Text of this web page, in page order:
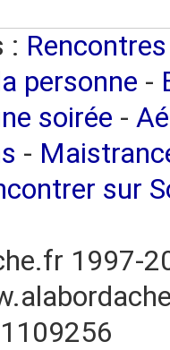
: Rencontres
personne -
soirée -
-
sur
1997-